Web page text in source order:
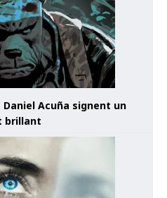
Daniel Acuña signent un
brillant